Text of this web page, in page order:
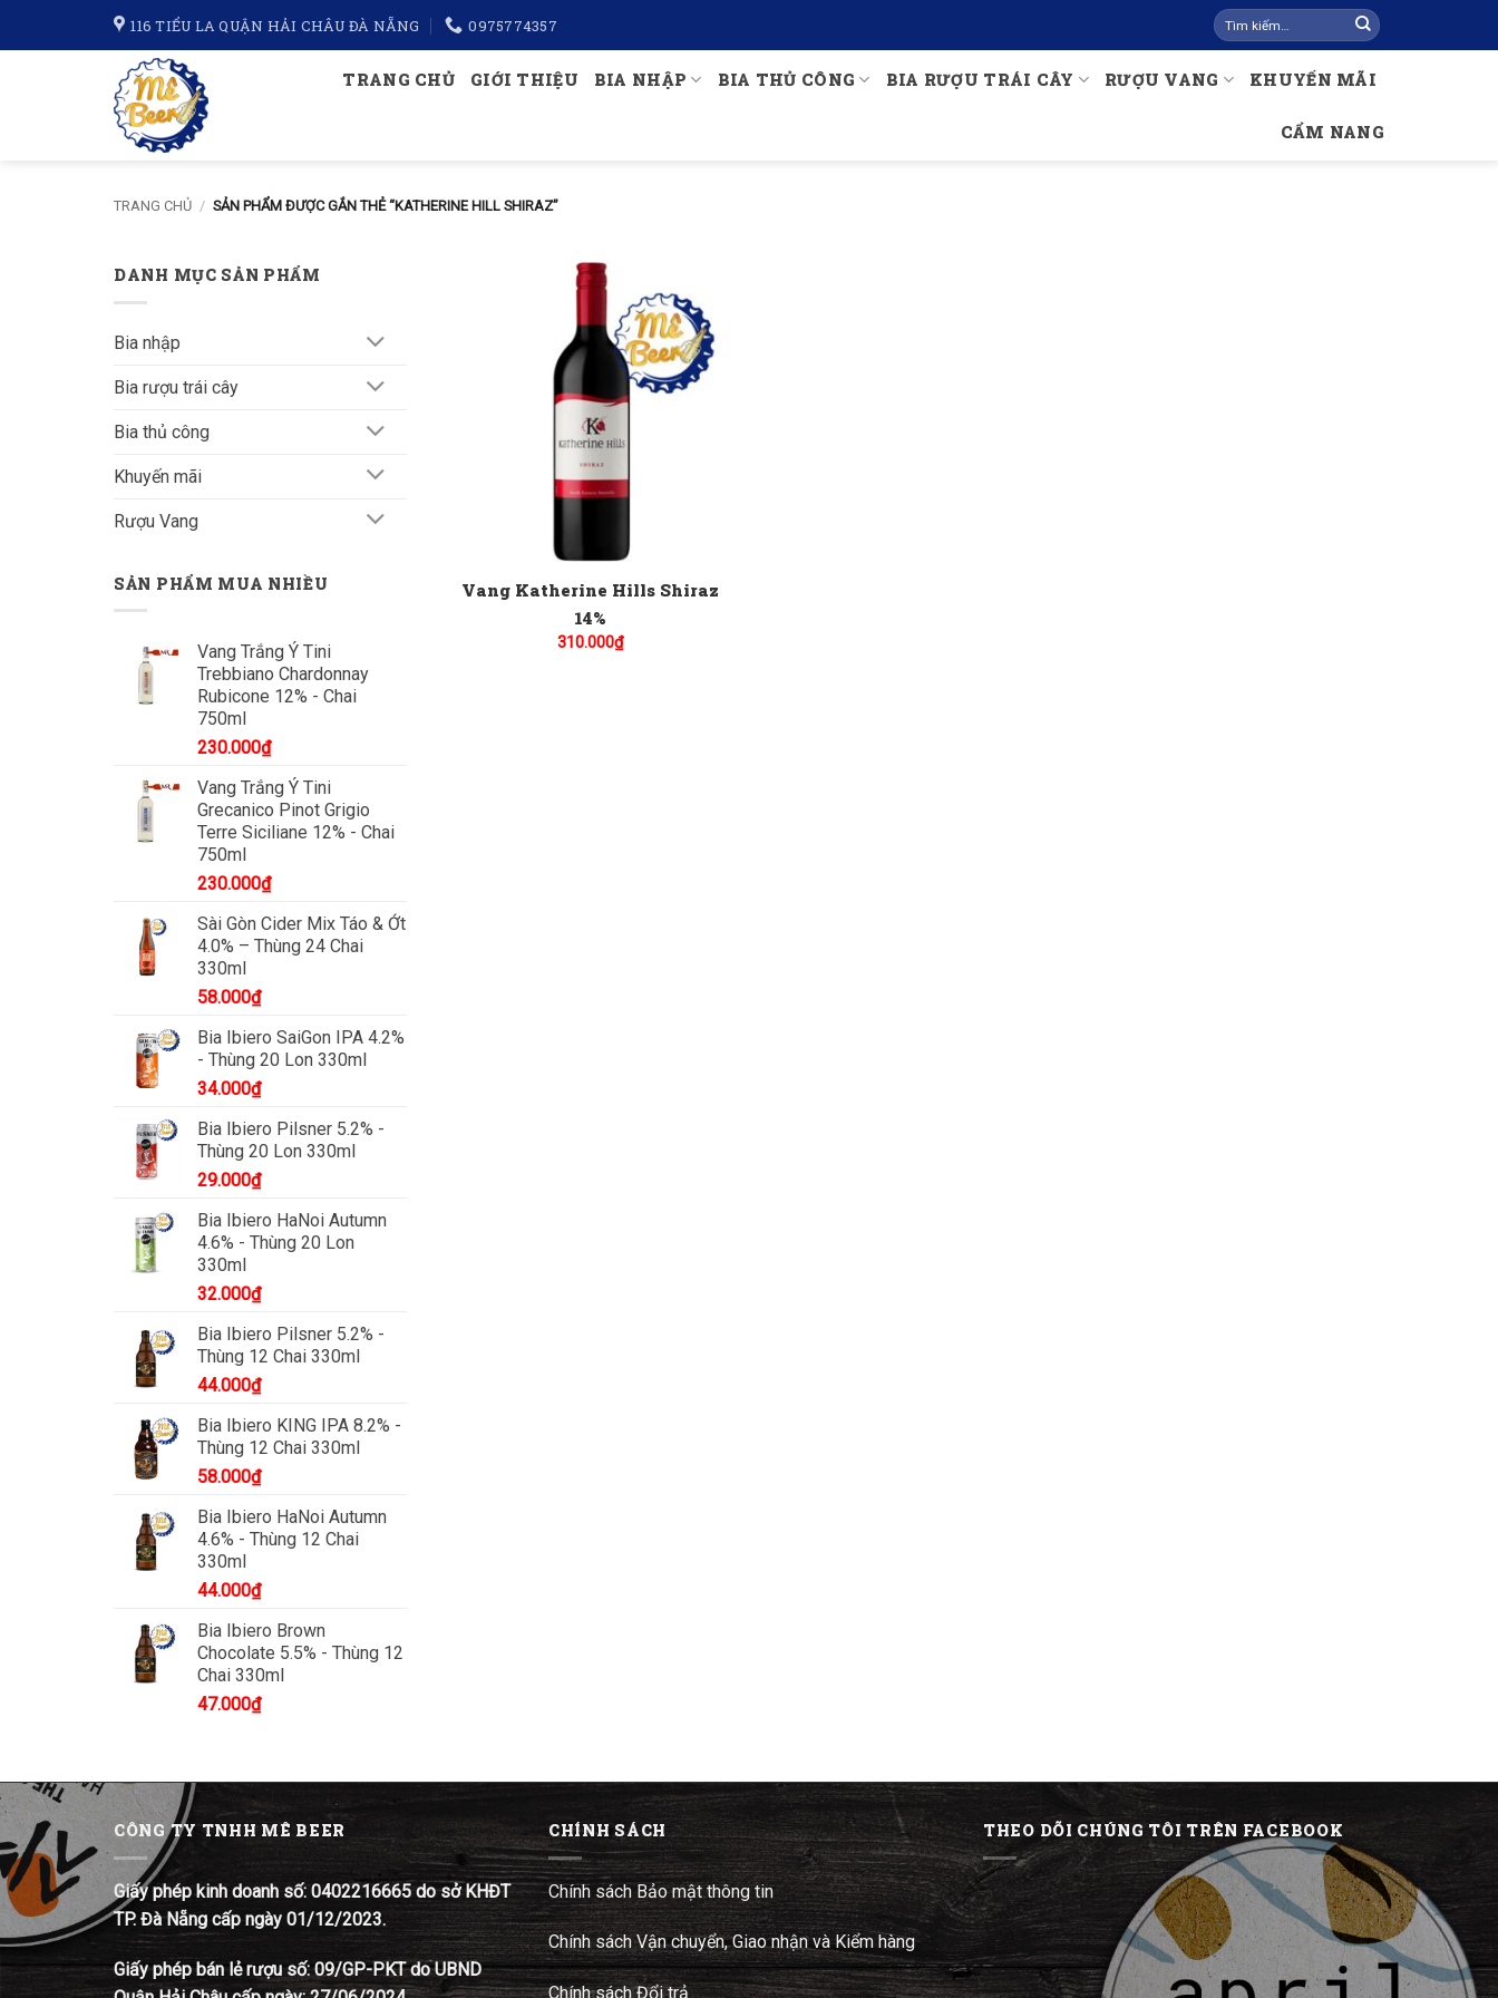
116 TIỂU LA QUẬN HẢI CHÂU ĐÀ NẴNG 0975774357
Tìm
kiếm:
TRANG CHỦ GIỚI THIỆU BIA NHẬP BIA THỦ CÔNG BIA RƯỢU TRÁI CÂY RƯỢU VANG KHUYẾN MÃI
CẨM NANG
TRANG CHỦ / SẢN PHẨM ĐƯỢC GẮN THẺ “KATHERINE HILL SHIRAZ”
DANH MỤC SẢN PHẨM
Bia nhập
Bia rượu trái cây
Bia thủ công
Khuyến mãi
Rượu Vang
SẢN PHẨM MUA NHIỀU
Vang Trắng Ý Tini
Trebbiano Chardonnay
Rubicone 12% - Chai
750ml
230.000₫
Vang Trắng Ý Tini
Grecanico Pinot Grigio
Terre Siciliane 12% - Chai
750ml
230.000₫
Sài Gòn Cider Mix Táo & Ớt
4.0% – Thùng 24 Chai
330ml
58.000₫
Bia Ibiero SaiGon IPA 4.2%
- Thùng 20 Lon 330ml
34.000₫
Bia Ibiero Pilsner 5.2% -
Thùng 20 Lon 330ml
29.000₫
Bia Ibiero HaNoi Autumn
4.6% - Thùng 20 Lon
330ml
32.000₫
Bia Ibiero Pilsner 5.2% -
Thùng 12 Chai 330ml
44.000₫
Bia Ibiero KING IPA 8.2% -
Thùng 12 Chai 330ml
58.000₫
Bia Ibiero HaNoi Autumn
4.6% - Thùng 12 Chai
330ml
44.000₫
Bia Ibiero Brown
Chocolate 5.5% - Thùng 12
Chai 330ml
47.000₫
Vang Katherine Hills Shiraz
14%
310.000₫
CÔNG TY TNHH MÊ BEER
Giấy phép kinh doanh số: 0402216665 do sở KHĐT
TP. Đà Nẵng cấp ngày 01/12/2023.
Giấy phép bán lẻ rượu số: 09/GP-PKT do UBND
CHÍNH SÁCH
Chính sách Bảo mật thông tin
Chính sách Vận chuyển, Giao nhận và Kiểm hàng
Chính sách Đổi trả
THEO DÕI CHÚNG TÔI TRÊN FACEBOOK